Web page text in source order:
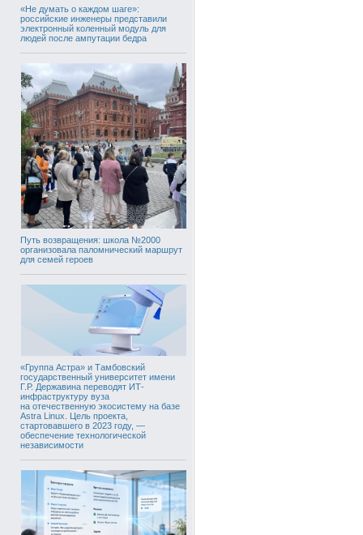
«Не думать о каждом шаге»:
российские инженеры представили
электронный коленный модуль для
людей после ампутации бедра
Путь возвращения: школа №2000
организовала паломнический маршрут
для семей героев
«Группа Астра» и Тамбовский
государственный университет имени
Г.Р. Державина переводят ИТ-
инфраструктуру вуза
на отечественную экосистему на базе
Astra Linux. Цель проекта,
стартовавшего в 2023 году, —
обеспечение технологической
независимости